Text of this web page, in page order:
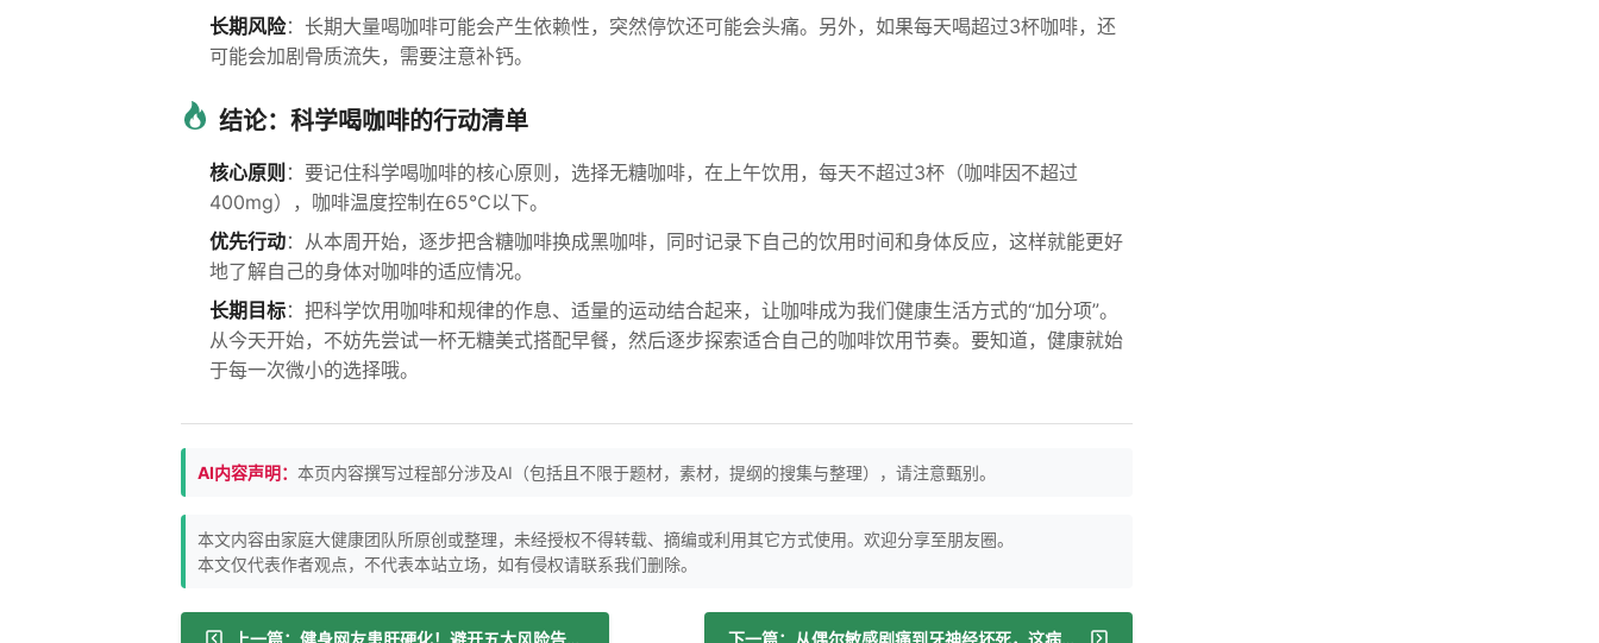
长期风险：长期大量喝咖啡可能会产生依赖性，突然停饮还可能会头痛。另外，如果每天喝超过3杯咖啡，还
可能会加剧骨质流失，需要注意补钙。
结论：科学喝咖啡的行动清单
核心原则 ：要记住科学喝咖啡的核心原则，选择无糖咖啡，在上午饮用，每天不超过3杯（咖啡因不超过
400mg），咖啡温度控制在65℃以下。
优先行动：从本周开始，逐步把含糖咖啡换成黑咖啡，同时记录下自己的饮用时间和身体反应，这样就能更好
地了解自己的身体对咖啡的适应情况。
长期目标：把科学饮用咖啡和规律的作息、适量的运动结合起来，让咖啡成为我们健康生活方式的“加分项”。
从今天开始，不妨先尝试一杯无糖美式搭配早餐，然后逐步探索适合自己的咖啡饮用节奏。要知道，健康就始
于每一次微小的选择哦。
AI内容声明： 本页内容撰写过程部分涉及AI（包括且不限于题材，素材，提纲的搜集与整理），请注意甄别。
本文内容由家庭大健康团队所原创或整理，未经授权不得转载、摘编或利用其它方式使用。欢迎分享至朋友圈。
本文仅代表作者观点，不代表本站立场，如有侵权请联系我们删除。
上一篇：健身网友患肝硬化！避开五大风险告别健康陷阱！ 下一篇：从偶尔敏感剧痛到牙神经坏死，这病咋引起咋治？